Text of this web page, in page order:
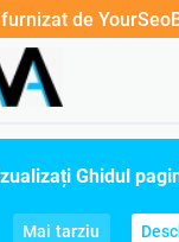
de
Ghidul
Mai tarziu